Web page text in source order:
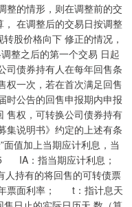
整的情形，则在调整前的交
在调整后的交易日按调整
股价格向下 修正的情况，
整之后的第一个交易 日起
债券持有人在每年回售条
权一次，若在首次满足回售
时公告的回售申报期内申报
售权，可转换公司债券持有
说明书》约定的上述有条
值加上当期应计利息，当
IA：指当期应计利息；
持有的将回售的可转债票
票面利率； t：指计息天